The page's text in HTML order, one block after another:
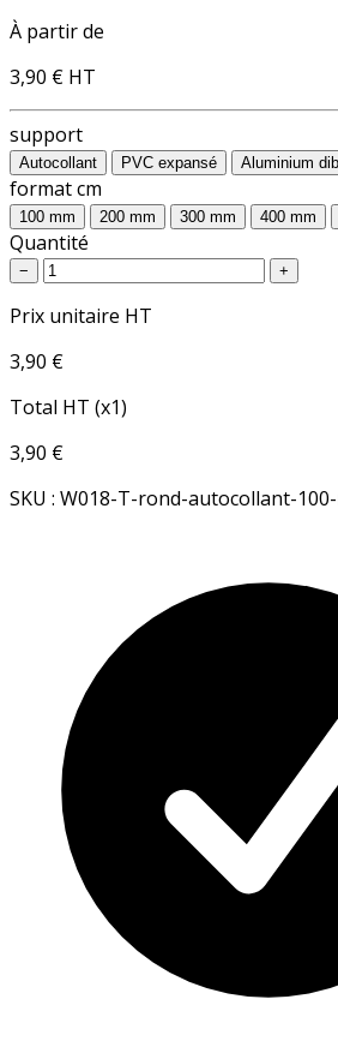
À partir de
3,90 € HT
support
Autocollant PVC expansé Aluminium
format cm
100 mm 200 mm 300 mm 400 mm
Quantité
− +
Prix unitaire HT
3,90 €
Total HT (x1)
3,90 €
SKU : W018-T-rond-autocollant-